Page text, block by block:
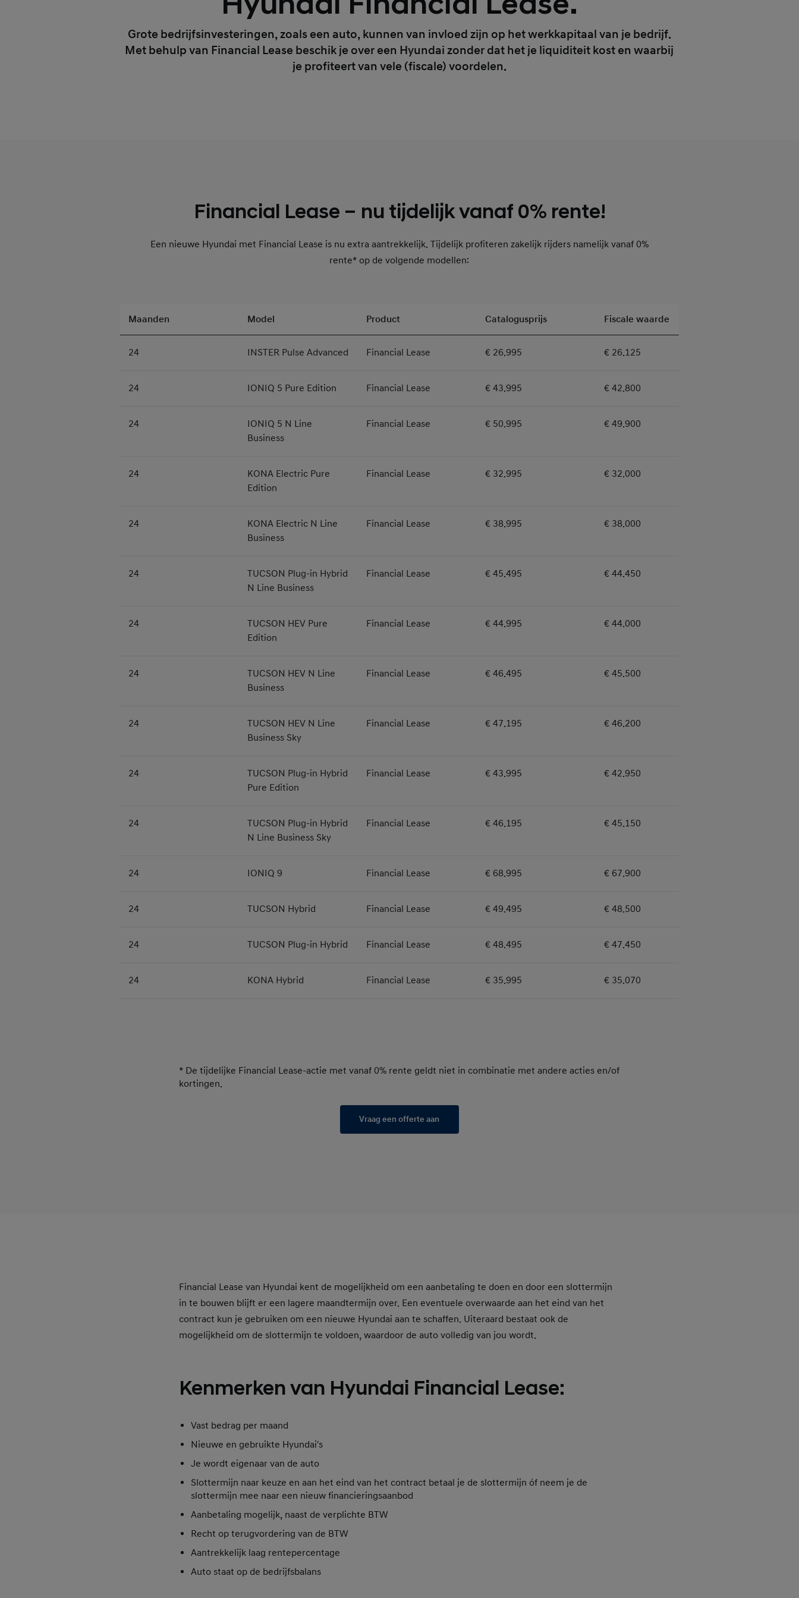
Grote bedrijfsinvesteringen, zoals een auto, kunnen van invloed zijn op het werkkapitaal van je bedrijf.
Met behulp van Financial Lease beschik je over een Hyundai zonder dat het je liquiditeit kost en waarbij
je profiteert van vele (fiscale) voordelen.
Financial Lease – nu tijdelijk vanaf 0% rente!
Een nieuwe Hyundai met Financial Lease is nu extra aantrekkelijk. Tijdelijk profiteren zakelijk rijders namelijk vanaf 0%
rente* op de volgende modellen:
Maanden Model Product Catalogusprijs Fiscale waarde
24 INSTER Pulse Advanced Financial Lease € 26.995 € 26.125
24 IONIQ 5 Pure Edition Financial Lease € 43.995 € 42.800
24
IONIQ 5 N Line
Business
Financial Lease € 50.995 € 49.900
24
KONA Electric Pure
Edition
Financial Lease € 32.995 € 32.000
24
KONA Electric N Line
Business
Financial Lease € 38.995 € 38.000
24
TUCSON Plug-in Hybrid
N Line Business
Financial Lease € 45.495 € 44.450
24
TUCSON HEV Pure
Edition
Financial Lease € 44.995 € 44.000
24
TUCSON HEV N Line
Business
Financial Lease € 46.495 € 45.500
24
TUCSON HEV N Line
Business Sky
Financial Lease € 47.195 € 46.200
24
TUCSON Plug-in Hybrid
Pure Edition
Financial Lease € 43.995 € 42.950
24
TUCSON Plug-in Hybrid
N Line Business Sky
Financial Lease € 46.195 € 45.150
24 IONIQ 9 Financial Lease € 68.995 € 67.900
24 TUCSON Hybrid Financial Lease € 49.495 € 48.500
24 TUCSON Plug-in Hybrid Financial Lease € 48.495 € 47.450
24 KONA Hybrid Financial Lease € 35.995 € 35.070
* De tijdelijke Financial Lease-actie met vanaf 0% rente geldt niet in combinatie met andere acties en/of
kortingen.
Vraag een offerte aan
Financial Lease van Hyundai kent de mogelijkheid om een aanbetaling te doen en door een slottermijn
in te bouwen blijft er een lagere maandtermijn over. Een eventuele overwaarde aan het eind van het
contract kun je gebruiken om een nieuwe Hyundai aan te schaffen. Uiteraard bestaat ook de
mogelijkheid om de slottermijn te voldoen, waardoor de auto volledig van jou wordt.
Kenmerken van Hyundai Financial Lease:
Vast bedrag per maand
Nieuwe en gebruikte Hyundai's
Je wordt eigenaar van de auto
Slottermijn naar keuze en aan het eind van het contract betaal je de slottermijn óf neem je de
slottermijn mee naar een nieuw financieringsaanbod
Aanbetaling mogelijk, naast de verplichte BTW
Recht op terugvordering van de BTW
Aantrekkelijk laag rentepercentage
Auto staat op de bedrijfsbalans